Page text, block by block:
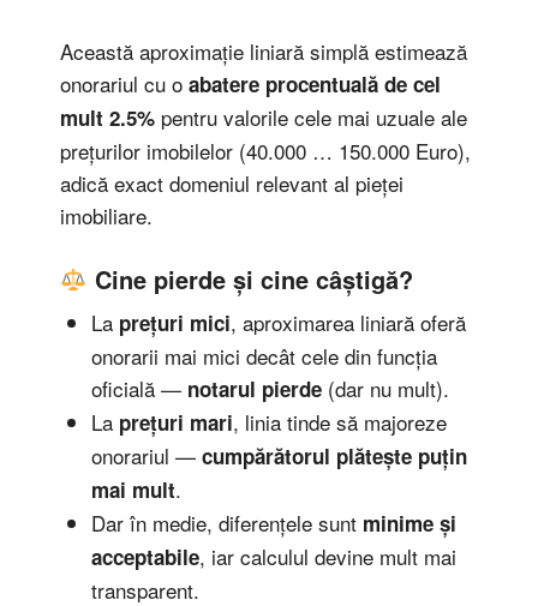
Această aproximație liniară simplă estimează
onorariul cu o abatere procentuală de cel
mult 2.5% pentru valorile cele mai uzuale ale
prețurilor imobilelor (40.000 … 150.000 Euro),
adică exact domeniul relevant al pieței
imobiliare.
Cine pierde și cine câștigă?
La prețuri mici, aproximarea liniară oferă
onorarii mai mici decât cele din funcția
oficială — notarul pierde (dar nu mult).
La prețuri mari, linia tinde să majoreze
onorariul — cumpărătorul plătește puțin
mai mult.
Dar în medie, diferențele sunt minime și
acceptabile, iar calculul devine mult mai
transparent.